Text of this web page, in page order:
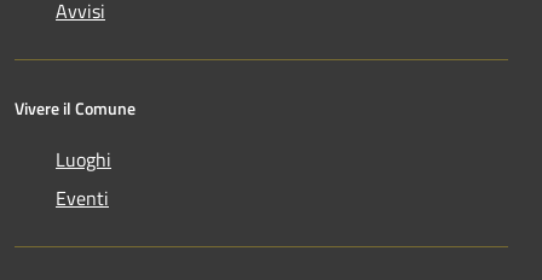
Avvisi
Vivere il Comune
Luoghi
Eventi